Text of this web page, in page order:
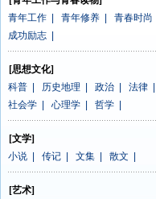
青年工作
青年修养 青春时尚
成功励志
[思想文化]
科普
历史地理 政治 法律
社会学
心理学 哲学
[文学]
小说
传记 文集 散文
[艺术]